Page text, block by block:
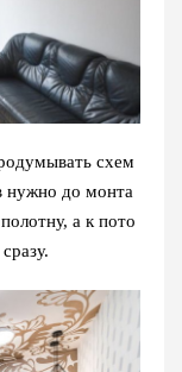
схем
нужно до монта
а к пото